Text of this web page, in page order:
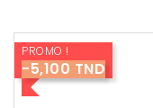
PROMO !
-5,100 TND